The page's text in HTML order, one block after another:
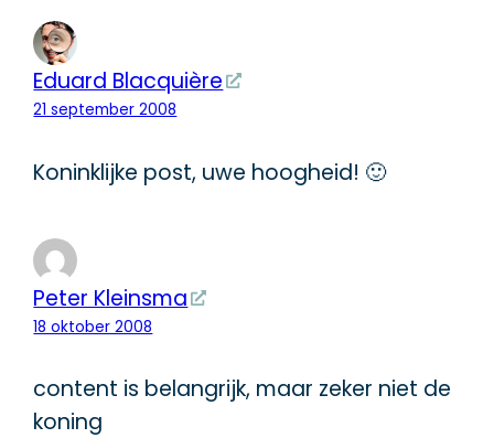
Eduard Blacquière
21 september 2008
Koninklijke post, uwe hoogheid! 🙂
Peter Kleinsma
18 oktober 2008
content is belangrijk, maar zeker niet de
koning